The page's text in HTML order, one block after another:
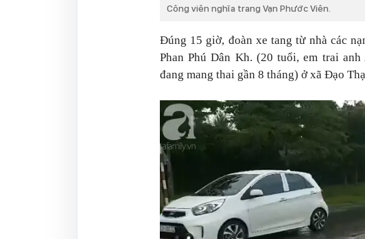
Công viên nghĩa trang Vạn Phước Viên.
Đúng 15 giờ, đoàn xe tang từ nhà các
Phan Phú Dân Kh. (20 tuổi, em trai
đang mang thai gần 8 tháng) ở xã Đạo